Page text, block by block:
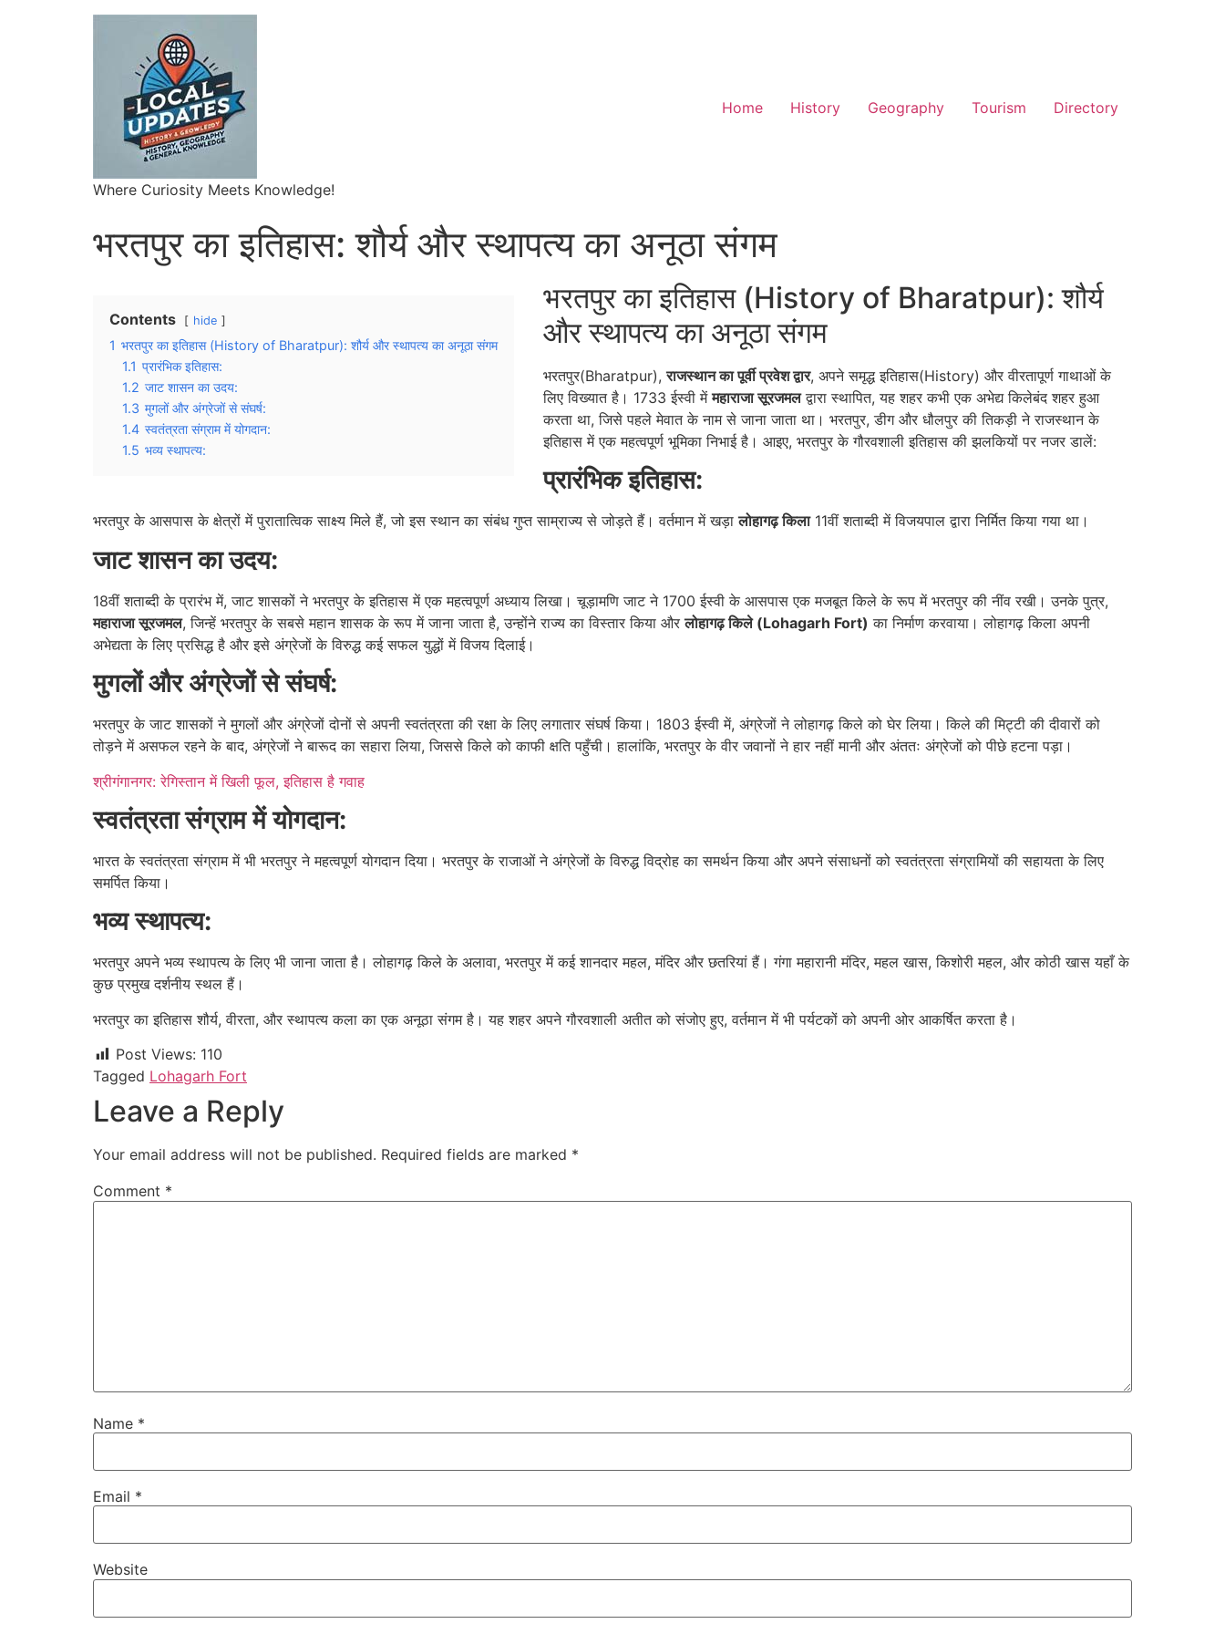
Where Curiosity Meets Knowledge!
Home History Geography Tourism Directory
भरतपुर का इतिहास: शौर्य और स्थापत्य का अनूठा संगम
Contents hide
1 भरतपुर का इतिहास (History of Bharatpur): शौर्य और स्थापत्य का अनूठा संगम
1.1 प्रारंभिक इतिहास:
1.2 जाट शासन का उदय:
1.3 मुगलों और अंग्रेजों से संघर्ष:
1.4 स्वतंत्रता संग्राम में योगदान:
1.5 भव्य स्थापत्य:
भरतपुर का इतिहास (History of Bharatpur): शौर्य
और स्थापत्य का अनूठा संगम
भरतपुर(Bharatpur),राजस्थान का पूर्वी प्रवेश द्वार, अपने समृद्ध इतिहास(History) और वीरतापूर्ण गाथाओं के
लिए विख्यात है। 1733 ईस्वी मेंमहाराजा सूरजमलद्वारा स्थापित, यह शहर कभी एक अभेद्य किलेबंद शहर हुआ
करता था, जिसे पहले मेवात के नाम से जाना जाता था। भरतपुर, डीग और धौलपुर की तिकड़ी ने राजस्थान के
इतिहास में एक महत्वपूर्ण भूमिका निभाई है। आइए, भरतपुर के गौरवशाली इतिहास की झलकियों पर नजर डालें:
प्रारंभिक इतिहास:
भरतपुर के आसपास के क्षेत्रों में पुरातात्विक साक्ष्य मिले हैं, जो इस स्थान का संबंध गुप्त साम्राज्य से जोड़ते हैं। वर्तमान में खड़ालोहागढ़ किला11वीं शताब्दी में विजयपाल द्वारा निर्मित किया गया था।
जाट शासन का उदय:
18वीं शताब्दी के प्रारंभ में, जाट शासकों ने भरतपुर के इतिहास में एक महत्वपूर्ण अध्याय लिखा। चूड़ामणि जाट ने 1700 ईस्वी के आसपास एक मजबूत किले के रूप में भरतपुर की नींव रखी। उनके पुत्र,
महाराजा सूरजमल, जिन्हें भरतपुर के सबसे महान शासक के रूप में जाना जाता है, उन्होंने राज्य का विस्तार किया औरलोहागढ़ किले (Lohagarh Fort) का निर्माण करवाया। लोहागढ़ किला अपनी
अभेद्यता के लिए प्रसिद्ध है और इसे अंग्रेजों के विरुद्ध कई सफल युद्धों में विजय दिलाई।
मुगलों और अंग्रेजों से संघर्ष:
भरतपुर के जाट शासकों ने मुगलों और अंग्रेजों दोनों से अपनी स्वतंत्रता की रक्षा के लिए लगातार संघर्ष किया। 1803 ईस्वी में, अंग्रेजों ने लोहागढ़ किले को घेर लिया। किले की मिट्टी की दीवारों को
तोड़ने में असफल रहने के बाद, अंग्रेजों ने बारूद का सहारा लिया, जिससे किले को काफी क्षति पहुँची। हालांकि, भरतपुर के वीर जवानों ने हार नहीं मानी और अंततः अंग्रेजों को पीछे हटना पड़ा।
श्रीगंगानगर: रेगिस्तान में खिली फूल, इतिहास है गवाह
स्वतंत्रता संग्राम में योगदान:
भारत के स्वतंत्रता संग्राम में भी भरतपुर ने महत्वपूर्ण योगदान दिया। भरतपुर के राजाओं ने अंग्रेजों के विरुद्ध विद्रोह का समर्थन किया और अपने संसाधनों को स्वतंत्रता संग्रामियों की सहायता के लिए
समर्पित किया।
भव्य स्थापत्य:
भरतपुर अपने भव्य स्थापत्य के लिए भी जाना जाता है। लोहागढ़ किले के अलावा, भरतपुर में कई शानदार महल, मंदिर और छतरियां हैं। गंगा महारानी मंदिर, महल खास, किशोरी महल, और कोठी खास यहाँ के
कुछ प्रमुख दर्शनीय स्थल हैं।
भरतपुर का इतिहास शौर्य, वीरता, और स्थापत्य कला का एक अनूठा संगम है। यह शहर अपने गौरवशाली अतीत को संजोए हुए, वर्तमान में भी पर्यटकों को अपनी ओर आकर्षित करता है।
Post Views: 110
Tagged Lohagarh Fort
Leave a Reply
Your email address will not be published. Required fields are marked *
Comment *
Name *
Email *
Website